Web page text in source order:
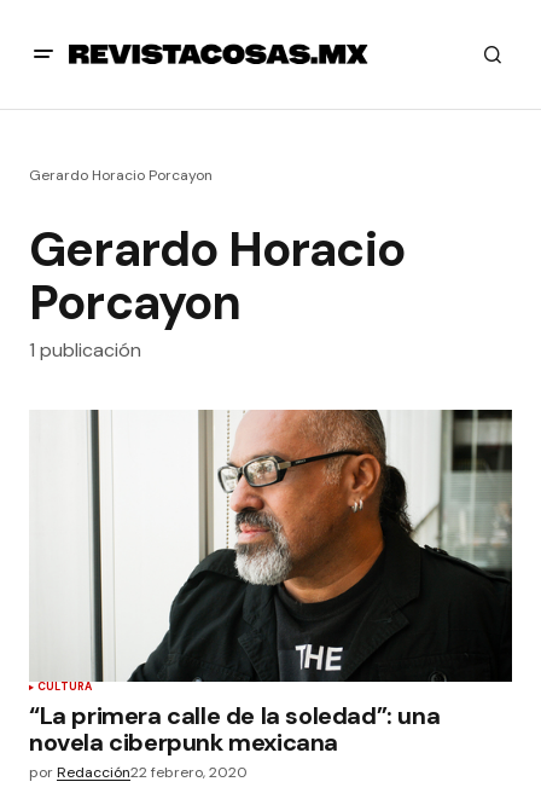
Gerardo Horacio Porcayon
Gerardo Horacio
Porcayon
1 publicación
CULTURA
“La primera calle de la soledad”: una
novela ciberpunk mexicana
porRedacción22 febrero, 2020